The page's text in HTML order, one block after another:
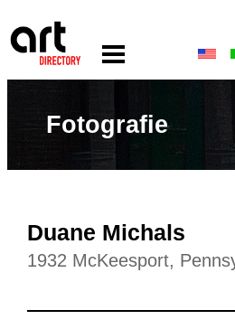
Fotografie
Duane Michals
1932 McKeesport,